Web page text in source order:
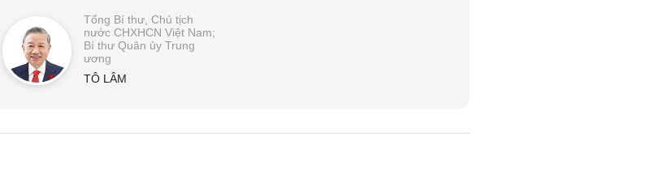
Tổng Bí thư, Chủ tịch
nước CHXHCN Việt Nam;
Bí thư Quân ủy Trung
ương
TÔ LÂM